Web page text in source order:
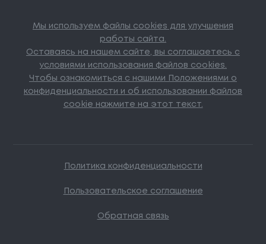
Мы используем файлы cookies для улучшения
работы сайта.
Оставаясь на нашем сайте, вы соглашаетесь с
условиями использования файлов cookies.
Чтобы ознакомиться с нашими Положениями о
конфиденциальности и об использовании файлов
cookie нажмите на этот текст.
Политика конфиденциальности
Пользовательское соглашение
Обратная связь